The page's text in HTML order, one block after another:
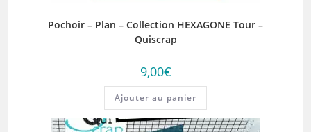
Pochoir – Plan – Collection HEXAGONE Tour –
Quiscrap
9,00€
Ajouter au panier